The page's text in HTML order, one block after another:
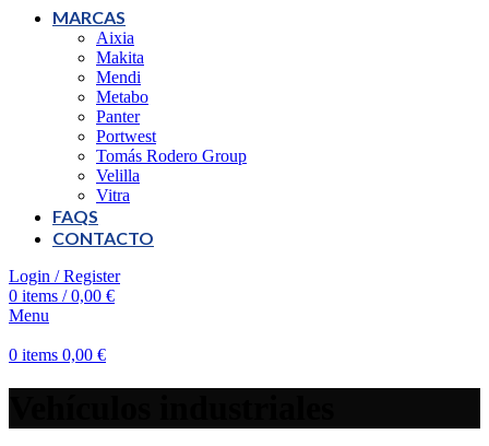
MARCAS
Aixia
Makita
Mendi
Metabo
Panter
Portwest
Tomás Rodero Group
Velilla
Vitra
FAQS
CONTACTO
Login / Register
0 items / 0,00 €
Menu
0 items 0,00 €